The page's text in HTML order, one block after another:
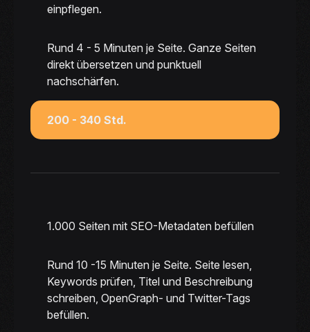
einpflegen.
Rund 4 - 5 Minuten je Seite. Ganze Seiten
direkt übersetzen und punktuell
nachschärfen.
200 - 340 Std.
1.000 Seiten mit SEO-Metadaten befüllen
Rund 10 -15 Minuten je Seite. Seite lesen,
Keywords prüfen, Titel und Beschreibung
schreiben, OpenGraph- und Twitter-Tags
befüllen.